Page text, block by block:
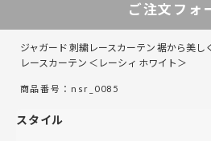
50～260 ￥20,850 ￥41,700
ご注文フォ
ジャガード 刺繍レースカーテン 裾から美
レースカーテン ＜レーシィ ホワイト＞
商品番号：nsr_0085
スタイル